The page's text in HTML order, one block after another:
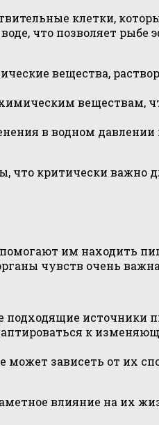
клетки,
что позволяет рыбе
вещества,
веществам,
в водном
что критически важно
им находить
чувств очень
подходящие источники
к
зависеть от их
влияние на их